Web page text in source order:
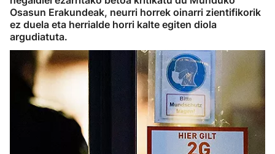
Osasun Erakundeak, neurri horrek oinarri zientifikorik
ez duela eta herrialde horri kalte egiten diola
argudiatuta.